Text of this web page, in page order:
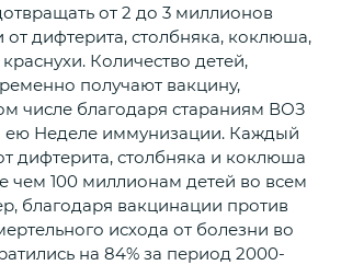
от 2 до 3 миллионов
от дифтерита, столбняка, коклюша,
Количество детей,
получают вакцину,
числе благодаря стараниям ВОЗ
ею Неделе иммунизации. Каждый
дифтерита, столбняка и коклюша
чем 100 миллионам детей во всем
благодаря вакцинации против
исхода от болезни во
на 84% за период 2000-